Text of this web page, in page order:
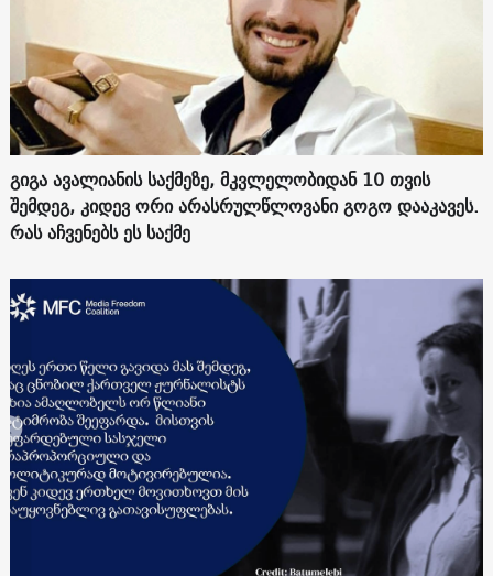
გიგა ავალიანის საქმეზე, მკვლელობიდან 10 თვის
შემდეგ, კიდევ ორი არასრულწლოვანი გოგო დააკავეს.
რას აჩვენებს ეს საქმე